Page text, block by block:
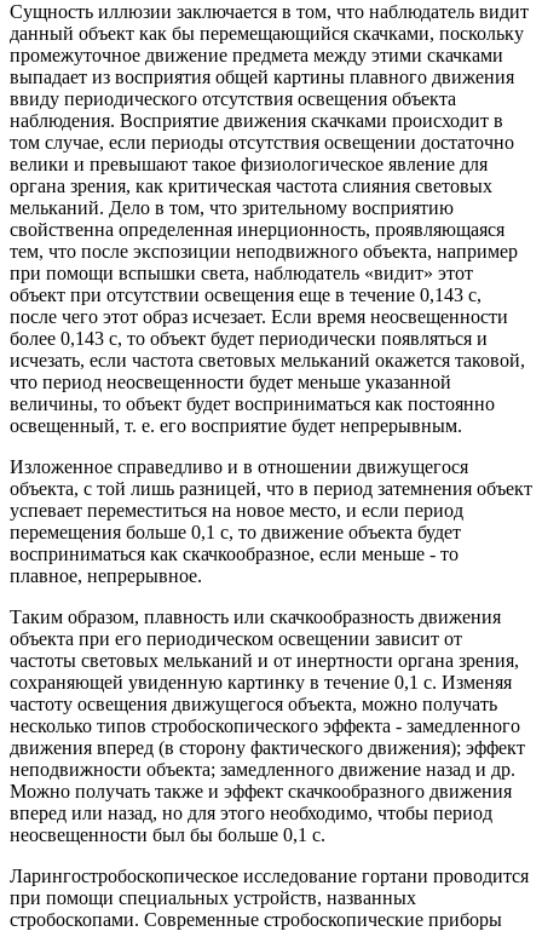
Сущность иллюзии заключается в том, что наблюдатель видит
данный объект как бы перемещающийся скачками, поскольку
промежуточное движение предмета между этими скачками
выпадает из восприятия общей картины плавного движения
ввиду периодического отсутствия освещения объекта
наблюдения. Восприятие движения скачками происходит в
том случае, если периоды отсутствия освещении достаточно
велики и превышают такое физиологическое явление для
органа зрения, как критическая частота слияния световых
мельканий. Дело в том, что зрительному восприятию
свойственна определенная инерционность, проявляющаяся
тем, что после экспозиции неподвижного объекта, например
при помощи вспышки света, наблюдатель «видит» этот
объект при отсутствии освещения еще в течение 0,143 с,
после чего этот образ исчезает. Если время неосвещенности
более 0,143 с, то объект будет периодически появляться и
исчезать, если частота световых мельканий окажется таковой,
что период неосвещенности будет меньше указанной
величины, то объект будет восприниматься как постоянно
освещенный, т. е. его восприятие будет непрерывным.
Изложенное справедливо и в отношении движущегося
объекта, с той лишь разницей, что в период затемнения объект
успевает переместиться на новое место, и если период
перемещения больше 0,1 с, то движение объекта будет
восприниматься как скачкообразное, если меньше - то
плавное, непрерывное.
Таким образом, плавность или скачкообразность движения
объекта при его периодическом освещении зависит от
частоты световых мельканий и от инертности органа зрения,
сохраняющей увиденную картинку в течение 0,1 с. Изменяя
частоту освещения движущегося объекта, можно получать
несколько типов стробоскопического эффекта - замедленного
движения вперед (в сторону фактического движения); эффект
неподвижности объекта; замедленного движение назад и др.
Можно получать также и эффект скачкообразного движения
вперед или назад, но для этого необходимо, чтобы период
неосвещенности был бы больше 0,1 с.
Ларингостробоскопическое исследование гортани проводится
при помощи специальных устройств, названных
стробоскопами. Современные стробоскопические приборы